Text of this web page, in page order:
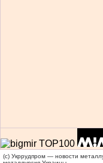
(c) Укррудпром — новости